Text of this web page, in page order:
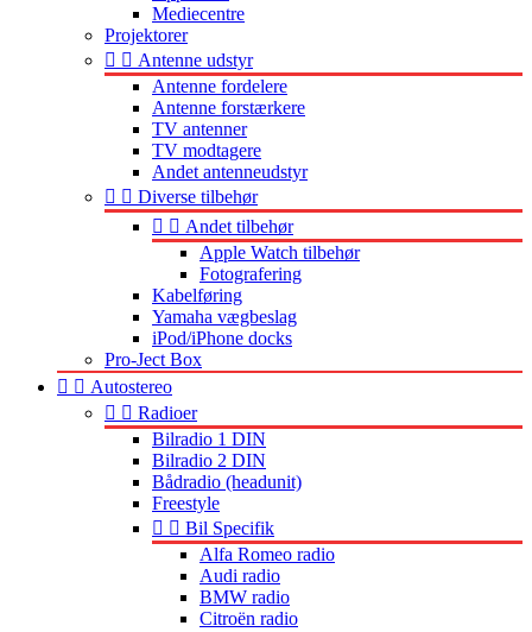
Mediecentre
Projektorer
  Antenne udstyr
Antenne fordelere
Antenne forstærkere
TV antenner
TV modtagere
Andet antenneudstyr
  Diverse tilbehør
  Andet tilbehør
Apple Watch tilbehør
Fotografering
Kabelføring
Yamaha vægbeslag
iPod/iPhone docks
Pro-Ject Box
  Autostereo
  Radioer
Bilradio 1 DIN
Bilradio 2 DIN
Bådradio (headunit)
Freestyle
  Bil Specifik
Alfa Romeo radio
Audi radio
BMW radio
Citroën radio